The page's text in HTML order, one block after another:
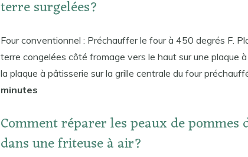
terre surgelées?
Four conventionnel : Préchauffer le four à 450 degrés F.
terre congelées côté fromage vers le haut sur une plaque
la plaque à pâtisserie sur la grille centrale du four
minutes
Comment réparer les peaux de pommes
dans une friteuse à air?